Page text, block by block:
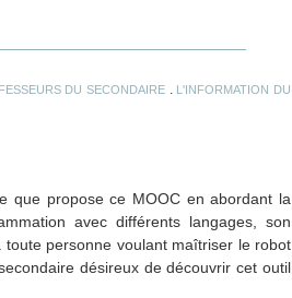
DU SECONDAIRE. L'INFORMATION DU
que propose ce MOOC en abordant la
avec différents langages, son
toute personne voulant maîtriser le robot
désireux de découvrir cet outil